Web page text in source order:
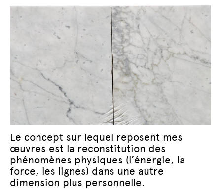
Le concept sur lequel reposent mes
œuvres est la reconstitution des
phénomènes physiques (l’énergie, la
force, les lignes) dans une autre
dimension plus personnelle.